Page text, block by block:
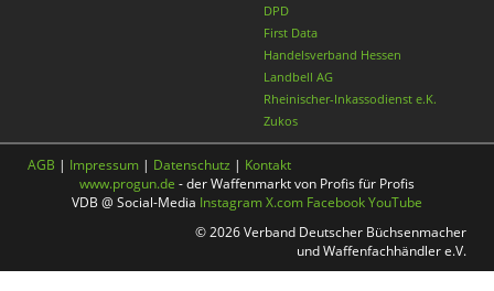
DPD
First Data
Handelsverband Hessen
Landbell AG
Rheinischer-Inkassodienst e.K.
Zukos
AGB | Impressum | Datenschutz | Kontakt
www.progun.de - der Waffenmarkt von Profis für Profis
VDB @ Social-Media InstagramX.com FacebookYouTube
© 2026 Verband Deutscher Büchsenmacher
und Waffenfachhändler e.V.